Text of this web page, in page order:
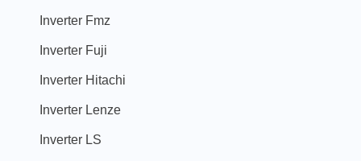
Inverter Fmz
Inverter Fuji
Inverter Hitachi
Inverter Lenze
Inverter LS